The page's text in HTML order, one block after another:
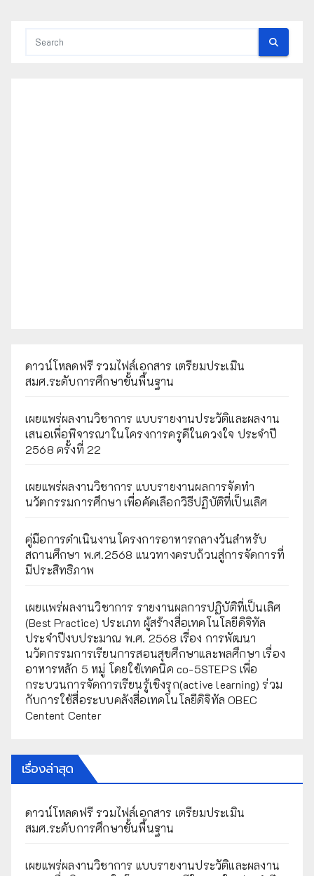
ดาวน์โหลดฟรี รวมไฟล์เอกสาร เตรียมประเมิน
สมศ.ระดับการศึกษาขั้นพื้นฐาน
เผยแพร่ผลงานวิชาการ แบบรายงานประวัติและผลงาน
เสนอเพื่อพิจารณาในโครงการครูดีในดวงใจ ประจำปี
2568 ครั้งที่ 22
เผยแพร่ผลงานวิชาการ แบบรายงานผลการจัดทำ
นวัตกรรมการศึกษา เพื่อคัดเลือกวิธีปฏิบัติที่เป็นเลิศ
คู่มือการดำเนินงานโครงการอาหารกลางวันสำหรับ
สถานศึกษา พ.ศ.2568 แนวทางครบถ้วนสู่การจัดการที่
มีประสิทธิภาพ
เผยเเพร่ผลงานวิชาการ รายงานผลการปฏิบัติที่เป็นเลิศ
(Best Practice) ประเภท ผู้สร้างสื่อเทคโนโลยีดิจิทัล
ประจำปีงบประมาณ พ.ศ. 2568 เรื่อง การพัฒนา
นวัตกรรมการเรียนการสอนสุขศึกษาและพลศึกษา เรื่อง
อาหารหลัก 5 หมู่ โดยใช้เทคนิค co-5STEPS เพื่อ
กระบวนการจัดการเรียนรู้เชิงรุก(active learning) ร่วม
กับการใช้สื่อระบบคลังสื่อเทคโนโลยีดิจิทัล OBEC
Centent Center
เรื่องล่าสุด
ดาวน์โหลดฟรี รวมไฟล์เอกสาร เตรียมประเมิน
สมศ.ระดับการศึกษาขั้นพื้นฐาน
เผยแพร่ผลงานวิชาการ แบบรายงานประวัติและผลงาน